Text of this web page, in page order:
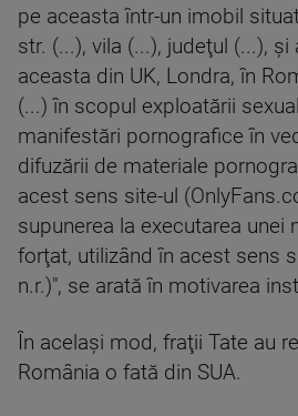
pe aceasta într-un imobil
str. (...), vila (...), judeţul (...),
aceasta din UK, Londra, în
(...) în scopul exploatării
manifestări pornografice în
difuzării de materiale
acest sens site-ul
supunerea la executarea unei
forţat, utilizând în acest sens
n.r.)", se arată în motivarea
În acelaşi mod, fraţii Tate au
România o fată din SUA.